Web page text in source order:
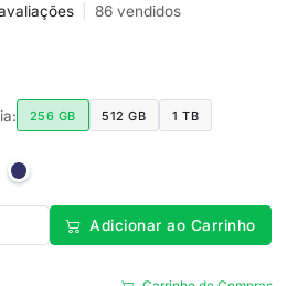
86 vendidos
256 GB 512 GB 1 TB
Adicionar ao Carrinho